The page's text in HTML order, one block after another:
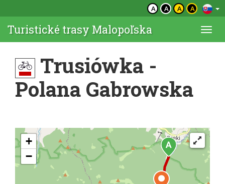
A A A A
Turistické trasy Malopoľska
Trusiówka -
Polana Gabrowska
+
−